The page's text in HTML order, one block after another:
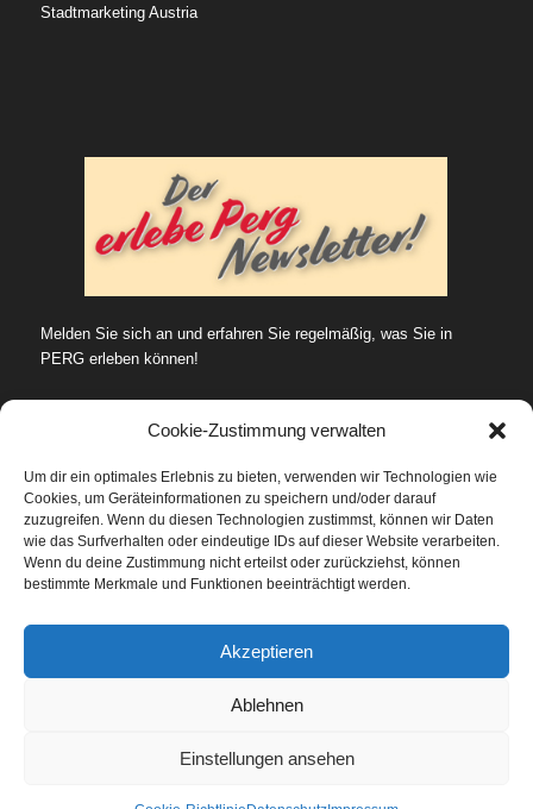
Cookie-Zustimmung verwalten
Um dir ein optimales Erlebnis zu bieten, verwenden wir Technologien wie
Cookies, um Geräteinformationen zu speichern und/oder darauf
zuzugreifen. Wenn du diesen Technologien zustimmst, können wir Daten
wie das Surfverhalten oder eindeutige IDs auf dieser Website verarbeiten.
Wenn du deine Zustimmung nicht erteilst oder zurückziehst, können
bestimmte Merkmale und Funktionen beeinträchtigt werden.
Akzeptieren
Ablehnen
Einstellungen ansehen
Stadtmarketing Austria
Melden Sie sich an und erfahren Sie regelmäßig, was Sie in
PERG erleben können!
SUCHE…
Datenschutz
Kontakt Über uns AGB